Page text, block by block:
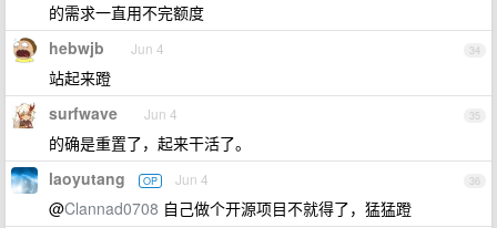
的需求一直用不完额度
34
hebwjb Jun 4
站起来蹬
35
surfwave Jun 4
的确是重置了，起来干活了。
36
laoyutang OP Jun 4
@Clannad0708 自己做个开源项目不就得了，猛猛蹬